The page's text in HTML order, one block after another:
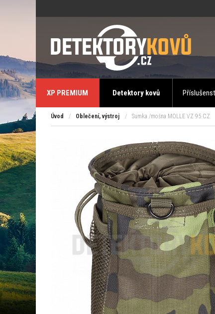
XP PREMIUM Detektory kovů
Úvod / Oblečení, výstroj / Sumka /mošna MOLLE VZ 95 CZ